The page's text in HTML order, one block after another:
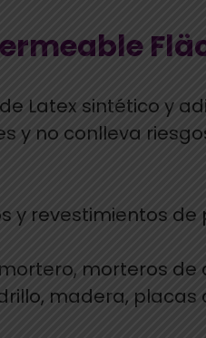
Latex sintético y
y no conlleva
y revestimientos de
morteros
madera,